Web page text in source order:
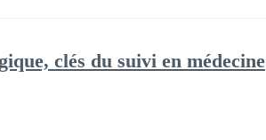
clés du suivi en médecine